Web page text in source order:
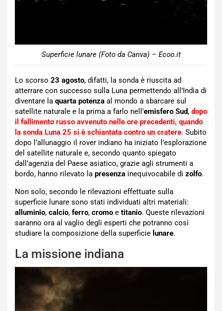
Superficie lunare (Foto da Canva) – Ecoo.it
Lo scorso 23 agosto, difatti, la sonda è riuscita ad
atterrare con successo sulla Luna permettendo all’India di
diventare la quarta potenza al mondo a sbarcare sul
satellite naturale e la prima a farlo nell’emisfero Sud, dopo
il fallimento russo avvenuto nelle ore precedenti, quando
la sonda Luna 25 si è schiantata contro un cratere. Subito
dopo l’allunaggio il rover indiano ha iniziato l’esplorazione
del satellite naturale e, secondo quanto spiegato
dall’agenzia del Paese asiatico, grazie agli strumenti a
bordo, hanno rilevato la presenza inequivocabile di zolfo.
Non solo, secondo le rilevazioni effettuate sulla
superficie lunare sono stati individuati altri materiali:
alluminio, calcio, ferro, cromo e titanio. Queste rilevazioni
saranno ora al vaglio degli esperti che potranno così
studiare la composizione della superficie lunare.
La missione indiana